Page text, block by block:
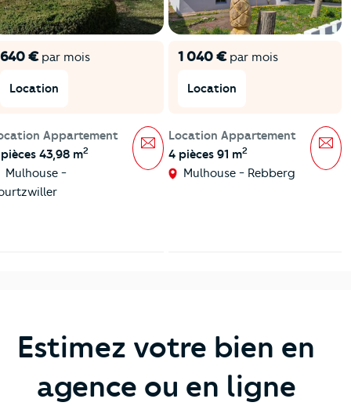
640 €par mois
Location
Appartement
43,98 m2
Mulhouse -
Message
1 040 €par mois
Location
Location Appartement
4 pièces 91 m2
Mulhouse - Rebberg
Estimez votre bien en
agence ou en ligne